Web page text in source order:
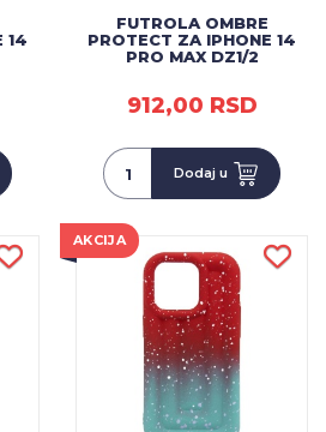
14
FUTROLA OMBRE
PROTECT ZA IPHONE 14
PRO MAX DZ1/2
912,00 RSD
Dodaj u
AKCIJA